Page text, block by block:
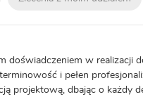
doświadczeniem w realizacji
i pełen
projektową, dbając o każdy